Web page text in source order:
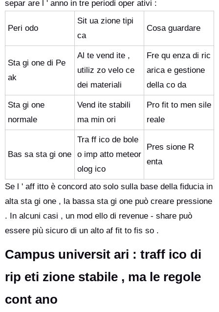
separ are l ' anno in tre periodi oper ativi :
Peri odo
Sit ua zione tipi
ca
Cosa guardare
Sta gi one di Pe
ak
Al te vend ite ,
utiliz zo velo ce
dei materiali
Fre qu enza di ric
arica e gestione
della co da
Sta gi one
normale
Vend ite stabili
ma min ori
Pro fit to men sile
reale
Bas sa sta gi one
Tra ff ico de bole
o imp atto meteor
olog ico
Pres sione R
enta
Se l ' aff itto è concord ato solo sulla base della fiducia in
alta sta gi one , la bassa sta gi one può creare pressione
. In alcuni casi , un mod ello di revenue - share può
essere più sicuro di un alto af fit to fis so .
Campus universit ari : traff ico di
rip eti zione stabile , ma le regole
cont ano